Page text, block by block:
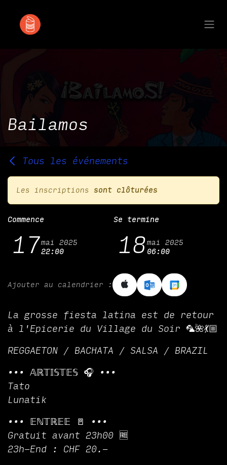
Bailamos
Tous les événements
Les inscriptions sont clôturées
Commence
17mai 2025
22:00
Se termine
18mai 2025
06:00
Ajouter au calendrier :
La grosse fiesta latina est de retour
à l'Epicerie du Village du Soir 🦜🌺💃🏼
REGGAETON / BACHATA / SALSA / BRAZIL
••• 𝔸ℝ𝕋𝕀𝕊𝕋𝔼𝕊 🎧 •••
Tato
Lunatik
••• 𝔼ℕ𝕋ℝ𝔼𝔼 🚪 •••
Gratuit avant 23h00 🆓
23h-End : CHF 20.-